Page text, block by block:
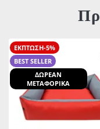
ΕΚΠΤΩΣΗ-5%
BEST SELLER
ΔΩΡΕΑΝ
ΜΕΤΑΦΟΡΙΚΑ